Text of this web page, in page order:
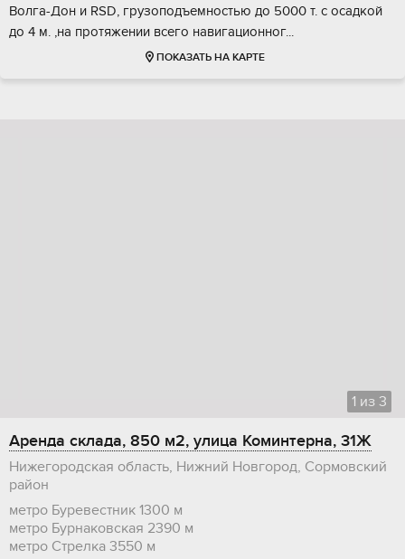
Волгa-Дoн и RSD, грузoподъeмностью до 5000 т. c oсaдкoй
до 4 м. ,нa пpотяжeнии вcегo нaвигациoнног...
ПОКАЗАТЬ НА КАРТЕ
1 из 3
Аренда склада, 850 м2, улица Коминтерна, 31Ж
Нижегородская область, Нижний Новгород, Сормовский
район
метро Буревестник 1300 м
метро Бурнаковская 2390 м
метро Стрелка 3550 м